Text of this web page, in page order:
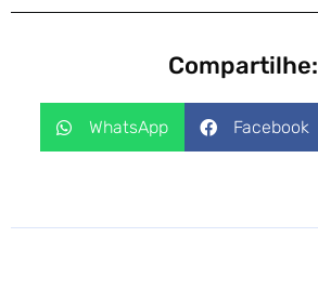
Compartilhe:
WhatsApp Facebook